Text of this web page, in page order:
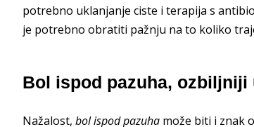
potrebno uklanjanje ciste i terapija s
je potrebno obratiti pažnju na to koliko
Bol ispod pazuha, ozbiljniji
Nažalost, bol ispod pazuha može biti i znak